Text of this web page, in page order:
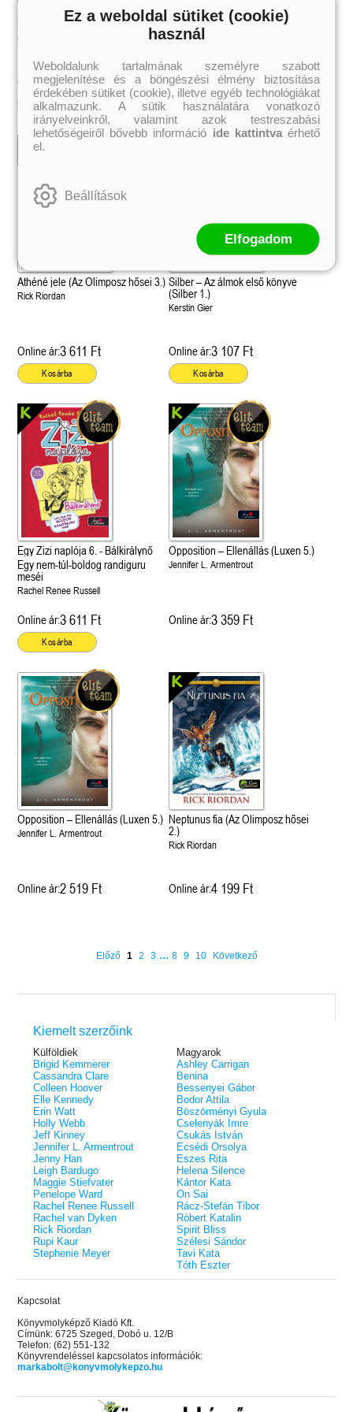
- Hamvadó trón
-Szívcsend,
- Szélben sodródó
29. Rebel (A Renegátok 3.)
Rebecca Yarros
30.
A Court of Silver Flames – Ezüst
lángok udvara (Tüskék és rózsák
udvara 5.)
Különleges éldekorált kiadás! -
Javított kiadás
Sarah J. Maas
Tolvajok és a káosz
(Sors és tűz 3.)
K. A. Tucker
(Várok rád 6.)
Jennifer L. Armentrout
40.
A Queen of Thieves
Tolvajok és a káosz
(Sors és tűz 3.)
Különleges
K. A. Tucker
Mirr-Murr kalandjai 1. – Egy
kiscsacsi története
Csukás István
Online ár:3 611 Ft
Kosárba
Táncvarázs (Sulijegyzetek 3.)
Tavi Kata
Online ár: 2 771 Ft
Kosárba
Athéné jele (Az Olimposz hősei 3.)
Rick Riordan
Online ár:3 611 Ft
Kosárba
Silber – Az álmok első könyve
(Silber 1.)
Kerstin Gier
Online ár:3 107 Ft
Kosárba
Egy Zizi naplója 6. - Bálkirálynő
Egy nem-túl-boldog randiguru
meséi
Rachel Renee Russell
Online ár:3 611 Ft
Kosárba
Opposition – Ellenállás (Luxen 5.)
Jennifer L. Armentrout
Online ár:3 359 Ft
Opposition – Ellenállás (Luxen 5.)
Jennifer L. Armentrout
Online ár:2 519 Ft
Neptunus fia (Az Olimposz hősei
2.)
Rick Riordan
Online ár:4 199 Ft
Előző 1 2 3 ... 8 9 10 Következő
Kiemelt szerzőink
Külföldiek
Brigid Kemmerer
Cassandra Clare
Colleen Hoover
Elle Kennedy
Erin Watt
Holly Webb
Jeff Kinney
Jennifer L. Armentrout
Jenny Han
Leigh Bardugo
Maggie Stiefvater
Penelope Ward
Rachel Renee Russell
Rachel van Dyken
Rick Riordan
Rupi Kaur
Stephenie Meyer
Magyarok
Ashley Carrigan
Benina
Bessenyei Gábor
Bodor Attila
Böszörményi Gyula
Cselenyák Imre
Csukás István
Ecsédi Orsolya
Eszes Rita
Helena Silence
Kántor Kata
On Sai
Rácz-Stefán Tibor
Róbert Katalin
Spirit Bliss
Szélesi Sándor
Tavi Kata
Tóth Eszter
Kapcsolat
Könyvmolyképző Kiadó Kft.
Címünk: 6725 Szeged, Dobó u. 12/B
Telefon: (62) 551-132
Könyvrendeléssel kapcsolatos információk:
markabolt@konyvmolykepzo.hu
Ez a weboldal sütiket (cookie)
használ
Weboldalunk tartalmának személyre szabott
megjelenítése és a böngészési élmény biztosítása
érdekében sütiket (cookie), illetve egyéb technológiákat
alkalmazunk. A sütik használatára vonatkozó
irányelveinkről, valamint azok testreszabási
lehetőségeiről bővebb információ ide kattintvaérhető
el.
Beállítások
Elfogadom